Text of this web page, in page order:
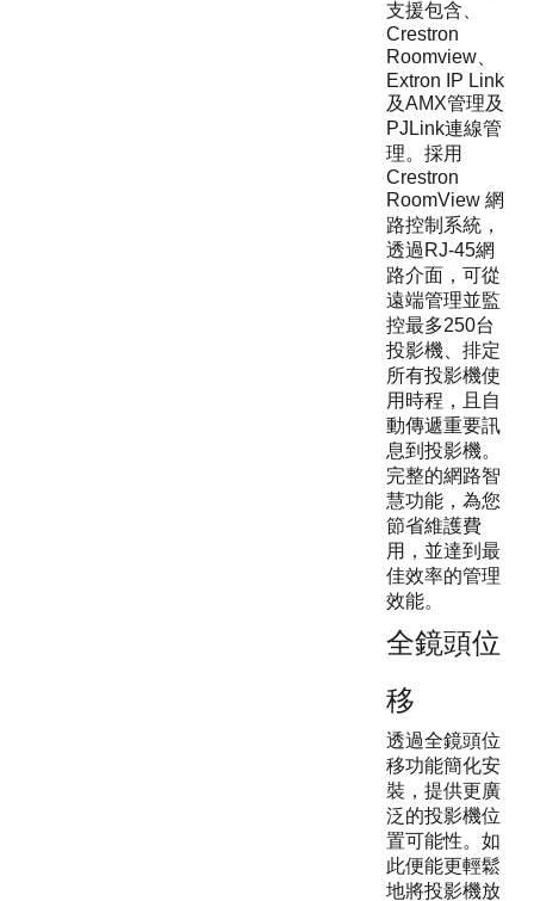
支援包含、
Crestron
Roomview、
Extron IP Link
及AMX管理及
PJLink連線管
理。採用
Crestron
RoomView 網
路控制系統，
透過RJ-45網
路介面，可從
遠端管理並監
控最多250台
投影機、排定
所有投影機使
用時程，且自
動傳遞重要訊
息到投影機。
完整的網路智
慧功能，為您
節省維護費
用，並達到最
佳效率的管理
效能。
全鏡頭位
移
透過全鏡頭位
移功能簡化安
裝，提供更廣
泛的投影機位
置可能性。如
此便能更輕鬆
地將投影機放